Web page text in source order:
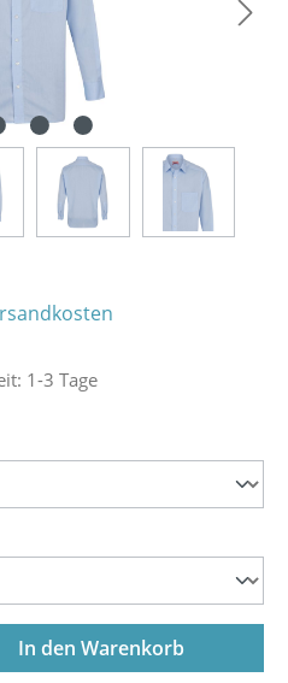
1-3 Tage
den gewünschten
In den Warenkorb